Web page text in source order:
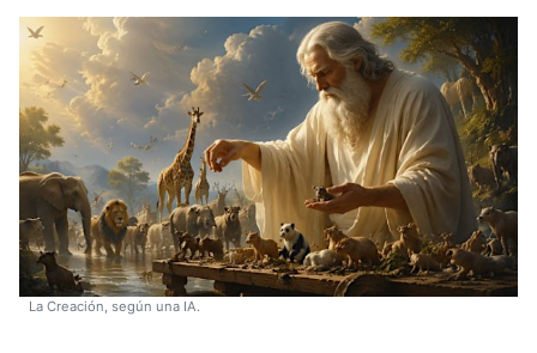
La Creación, según una IA.